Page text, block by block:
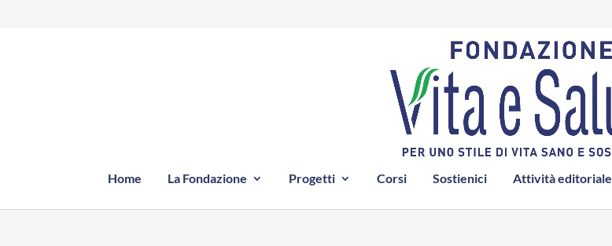
Home La Fondazione Progetti Corsi Sostienici Attività editoriale